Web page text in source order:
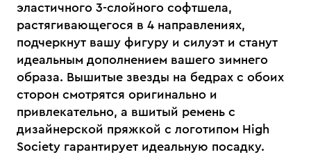
эластичного 3-слойного софтшела,
растягивающегося в 4 направлениях,
подчеркнут вашу фигуру и силуэт и станут
идеальным дополнением вашего зимнего
образа. Вышитые звезды на бедрах с обоих
сторон смотрятся оригинально и
привлекательно, а вшитый ремень с
дизайнерской пряжкой с логотипом High
Society гарантирует идеальную посадку.